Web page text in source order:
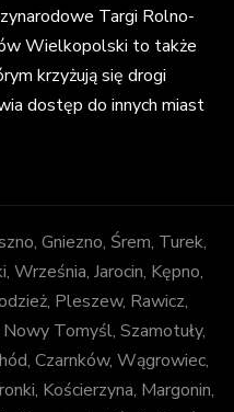
Targi Rolno-
Wielkopolski to także
krzyżują się drogi
dostęp do innych miast
Gniezno, Śrem, Turek,
Jarocin, Kępno,
Pleszew, Rawicz,
Tomyśl, Szamotuły,
Czarnków, Wągrowiec,
Kościerzyna, Margonin,